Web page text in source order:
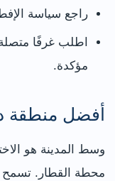
راجع سياسة
اطلب غرفًا
مؤكدة.
أفضل منطقة
وسط المدينة هو
محطة القطار. تسمح